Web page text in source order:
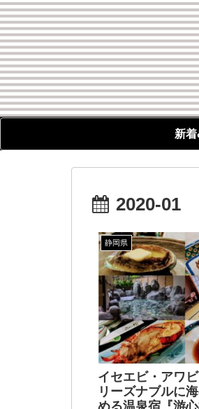
新
2020-01
静岡県
イセエビ・アワ
リーズナブルに
める温泉宿『游心